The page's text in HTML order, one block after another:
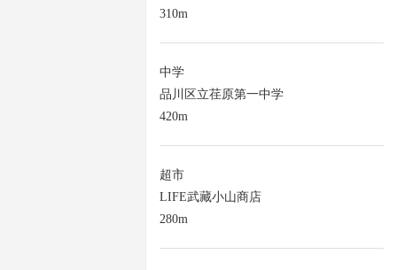
310m
中学
品川区立荏原第一中学
420m
超市
LIFE武藏小山商店
280m